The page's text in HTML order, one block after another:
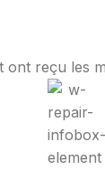
reçu les